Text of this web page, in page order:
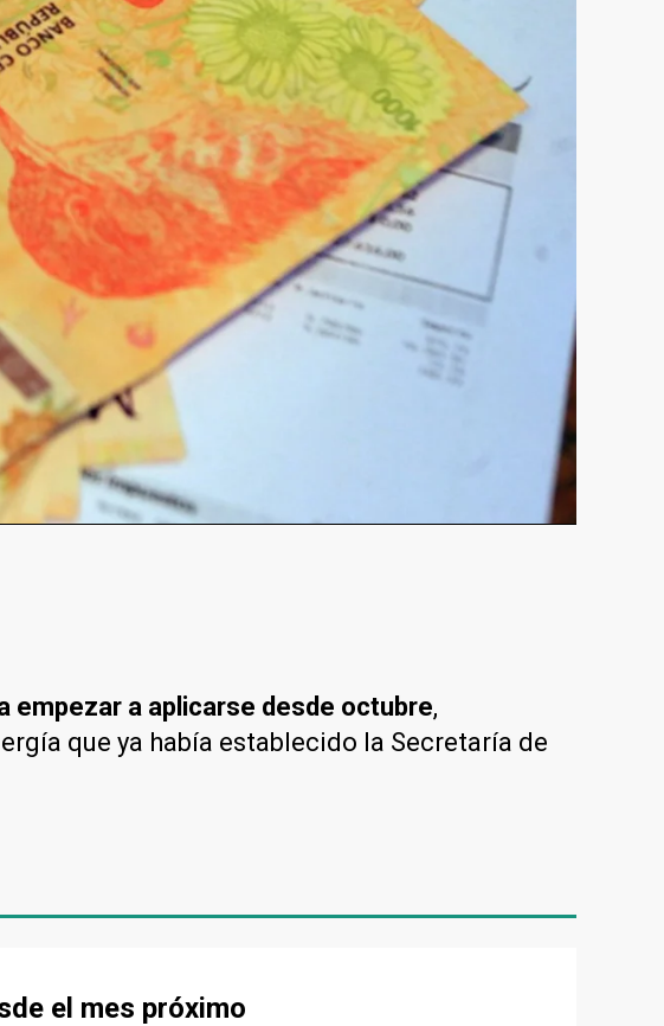
empezar a aplicarse desde octubre,
que ya había establecido la Secretaría de
el mes próximo